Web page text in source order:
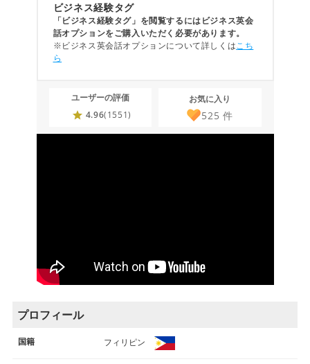
ビジネス経験タグ
「ビジネス経験タグ」を閲覧するにはビジネス英会
話オプションをご購入いただく必要があります。
※ビジネス英会話オプションについて詳しくはこち
ら
ユーザーの評価
4.96(1551)
お気に入り
525 件
プロフィール
国籍 フィリピン